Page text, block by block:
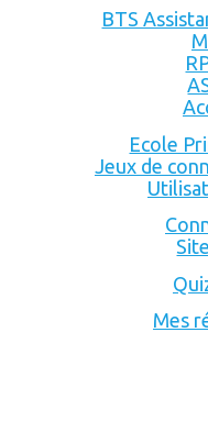
BTS
Ecole
Jeux de
Mes